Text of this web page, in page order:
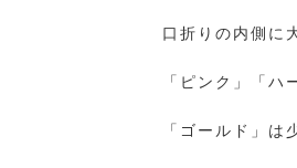
口折りの内側に
「ピンク」「ハ
「ゴールド」は